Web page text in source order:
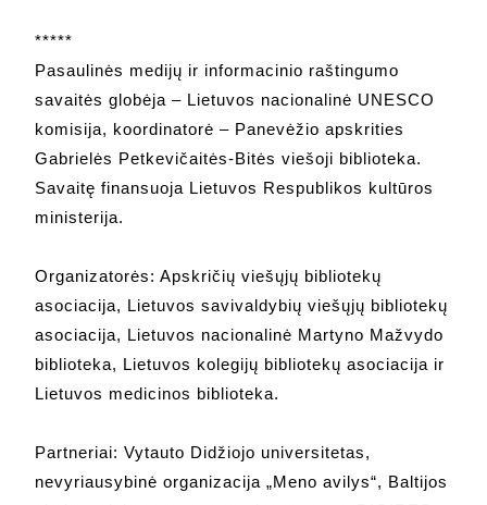
*****
Pasaulinės medijų ir informacinio raštingumo
savaitės globėja – Lietuvos nacionalinė UNESCO
komisija, koordinatorė – Panevėžio apskrities
Gabrielės Petkevičaitės-Bitės viešoji biblioteka.
Savaitę finansuoja Lietuvos Respublikos kultūros
ministerija.
Organizatorės: Apskričių viešųjų bibliotekų
asociacija, Lietuvos savivaldybių viešųjų bibliotekų
asociacija, Lietuvos nacionalinė Martyno Mažvydo
biblioteka, Lietuvos kolegijų bibliotekų asociacija ir
Lietuvos medicinos biblioteka.
Partneriai: Vytauto Didžiojo universitetas,
nevyriausybinė organizacija „Meno avilys“, Baltijos